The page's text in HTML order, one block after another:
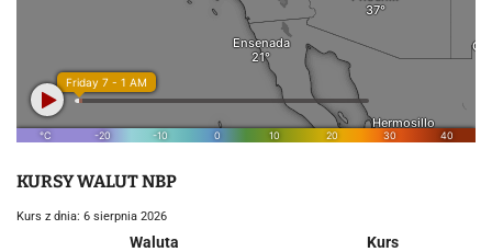
KURSY WALUT NBP
Kurs z dnia: 6 sierpnia 2026
Waluta
Kurs